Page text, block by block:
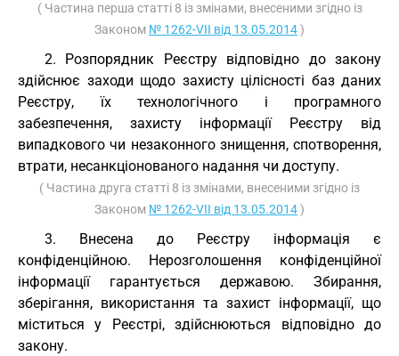
( Частина перша статті 8 із змінами, внесеними згідно із
Законом № 1262-VII від 13.05.2014)
2. Розпорядник Реєстру відповідно до закону
здійснює заходи щодо захисту цілісності баз даних
Реєстру, їх технологічного і програмного
забезпечення, захисту інформації Реєстру від
випадкового чи незаконного знищення, спотворення,
втрати, несанкціонованого надання чи доступу.
( Частина друга статті 8 із змінами, внесеними згідно із
Законом № 1262-VII від 13.05.2014)
3. Внесена до Реєстру інформація є
конфіденційною. Нерозголошення конфіденційної
інформації гарантується державою. Збирання,
зберігання, використання та захист інформації, що
міститься у Реєстрі, здійснюються відповідно до
закону.